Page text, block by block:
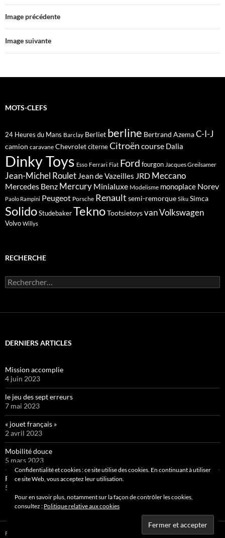
Image précédente
Image suivante
MOTS-CLEFS
24 Heures du Mans Barclay Berliet berline Bertrand AzemaC-I-J
camion caravane ChevroletciterneCitroën course Dalia
Dinky Toys Esso Ferrari Fiat Ford fourgon Jacques Greilsamer
Jean-Michel Roulet Jean de Vazeilles JRD Meccano
Mercedes Benz Mercury Minialuxe Modelisme monoplace Norev
Paolo Rampini Peugeot Porsche Renault semi-remorque Siku Simca
SolidoStudebakerTeknoTootsietoysvanVolkswagen
Volvo Willys
RECHERCHE
Rechercher :
DERNIERS ARTICLES
Mission accomplie
4 juin 2023
le jeu des sept erreurs
7 mai 2023
« jouet français »
2 avril 2023
Mobilité douce
5 mars 2023
Pipelette 9
5 février 2023
Fièrement propulsé par WordPress
Confidentialité et cookies : ce site utilise des cookies. En continuant à utiliser
ce site Web, vous acceptez leur utilisation.
Pour en savoir plus, notamment sur la façon de contrôler les cookies,
consultez : Politique relative aux cookies